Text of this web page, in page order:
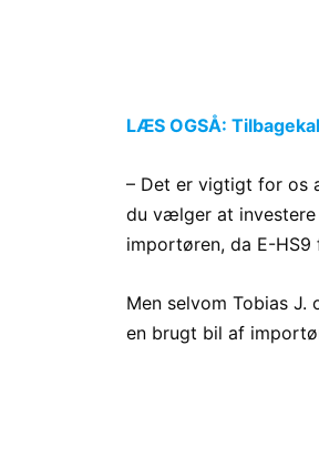
LÆS OGSÅ:
– Det er vigtigt for os
du vælger at
importøren, da E-
Men selvom Tobias
en brugt bil af